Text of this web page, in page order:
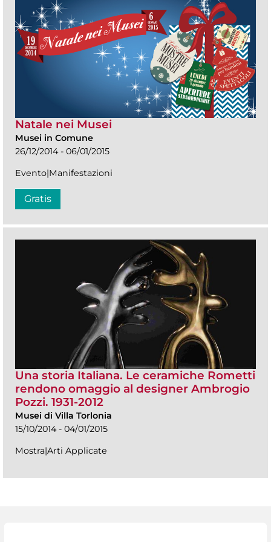
Natale nei Musei
Musei in Comune
26/12/2014 - 06/01/2015
Evento|Manifestazioni
Gratis
Una storia Italiana. Le ceramiche Rometti
rendono omaggio al designer Ambrogio
Pozzi. 1931-2012
Musei di Villa Torlonia
15/10/2014 - 04/01/2015
Mostra|Arti Applicate